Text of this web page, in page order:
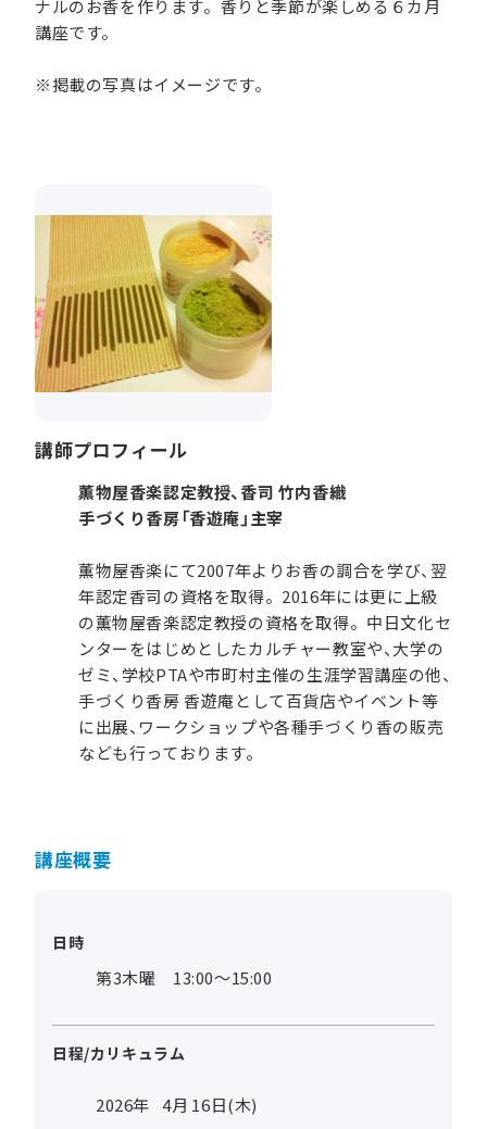
ナルのお香を作ります。香りと季節が楽しめる６カ月
講座です。
※掲載の写真はイメージです。
講師プロフィール
薫物屋香楽認定教授、香司 竹内香織
手づくり香房「香遊庵」主宰
薫物屋香楽にて2007年よりお香の調合を学び、翌
年認定香司の資格を取得。2016年には更に上級
の薫物屋香楽認定教授の資格を取得。中日文化セ
ンターをはじめとしたカルチャー教室や、大学の
ゼミ、学校PTAや市町村主催の生涯学習講座の他、
手づくり香房 香遊庵として百貨店やイベント等
に出展、ワークショップや各種手づくり香の販売
なども行っております。
講座概要
日時
第3木曜 13:00～15:00
日程/カリキュラム
2026年 4月 16日(木)